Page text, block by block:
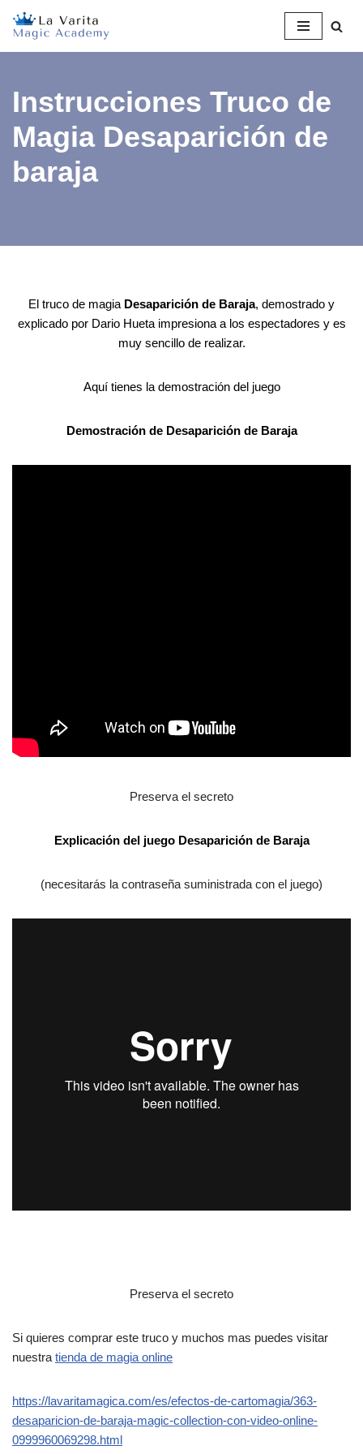
Saltar
Instrucciones Truco de
Magia Desaparición de
baraja
El truco de magia Desaparición de Baraja, demostrado y
explicado por Dario Hueta impresiona a los espectadores y es
muy sencillo de realizar.
Aquí tienes la demostración del juego
Demostración de Desaparición de Baraja
Preserva el secreto
Explicación del juego Desaparición de Baraja
(necesitarás la contraseña suministrada con el juego)
Preserva el secreto
Si quieres comprar este truco y muchos mas puedes visitar
nuestra tienda de magia online
https://lavaritamagica.com/es/efectos-de-cartomagia/363-
desaparicion-de-baraja-magic-collection-con-video-online-
0999960069298.html